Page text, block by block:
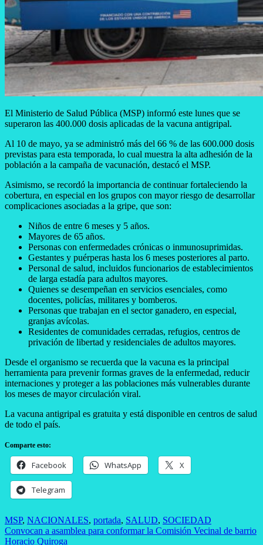
El Ministerio de Salud Pública (MSP) informó este lunes que se
superaron las 400.000 dosis aplicadas de la vacuna antigripal.
Al 10 de mayo, ya se administró más del 66 % de las 600.000 dosis
previstas para esta temporada, lo cual muestra la alta adhesión de la
población a la campaña de vacunación, destacó el MSP.
Asimismo, se recordó la importancia de continuar fortaleciendo la
cobertura, en especial en los grupos con mayor riesgo de desarrollar
complicaciones asociadas a la gripe, que son:
Niños de entre 6 meses y 5 años.
Mayores de 65 años.
Personas con enfermedades crónicas o inmunosuprimidas.
Gestantes y puérperas hasta los 6 meses posteriores al parto.
Personal de salud, incluidos funcionarios de establecimientos
de larga estadía para adultos mayores.
Quienes se desempeñan en servicios esenciales, como
docentes, policías, militares y bomberos.
Personas que trabajan en el sector ganadero, en especial,
granjas avícolas.
Residentes de comunidades cerradas, refugios, centros de
privación de libertad y residenciales de adultos mayores.
Desde el organismo se recuerda que la vacuna es la principal
herramienta para prevenir formas graves de la enfermedad, reducir
internaciones y proteger a las poblaciones más vulnerables durante
los meses de mayor circulación viral.
La vacuna antigripal es gratuita y está disponible en centros de salud
de todo el país.
Comparte esto:
Facebook WhatsApp X
Telegram
MSP, NACIONALES, portada, SALUD, SOCIEDAD
Navegación
Convocan a asamblea para conformar la Comisión Vecinal de barrio
Horacio Quiroga